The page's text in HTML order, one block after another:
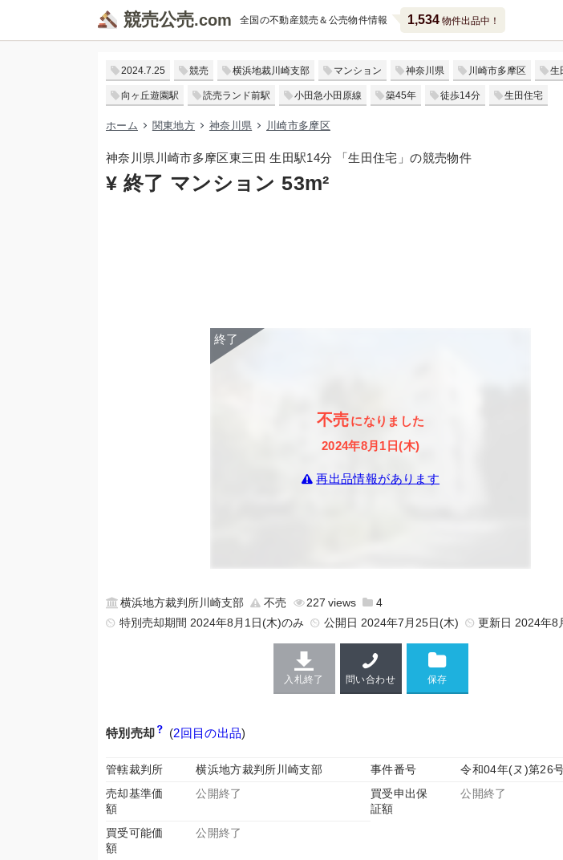
競売公売 全国の不動産競売＆公売物件情報 1,534物件出品中！
2024.7.25 競売 横浜地裁川崎支部 マンション 神奈川県 川崎市多摩区 生
向ヶ丘遊園駅 読売ランド前駅 小田急小田原線 築45年 徒歩14分 生田住宅
ホーム 関東地方 神奈川県 川崎市多摩区
神奈川県川崎市多摩区東三田 生田駅14分 「生田住宅」の競売物件
¥ 終了 マンション 53m²
不売になりました
2024年8月1日(木)
再出品情報があります
横浜地方裁判所川崎支部 不売 227
4
特別売却期間 2024年8月1日(木)のみ
公開日 2024年7月25日(木) 更新日 2024年8
入札終了 問い合わせ
特別売却 (2回目の出品)
管轄裁判所 横浜地方裁判所川崎支部 事件番号
令和04年(ヌ)第26
売却基準価
額
公開終了
買受申出保
証額
公開終了
買受可能価
額
公開終了